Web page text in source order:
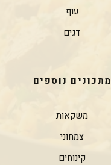
עוף
דגים
מתכונים נוספים
משקאות
צמחוני
קינוחים